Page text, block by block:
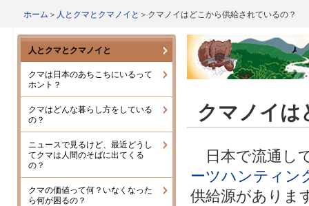
ホーム ＞ 人とクマとクマノイと ＞クマノイはどこから供給されているの？
クマノイは
日本で流通し
ーツハンティン
供給源がありま
人とクマとクマノイと
クマは日本のあちこちにいるって
ホント？
クマはどんな暮らし方をしている
の？
ニュースで見るけど、最近どうし
てクマは人間のそばに出てくる
の？
クマの価値って何？いなくなった
ら何が困るの？